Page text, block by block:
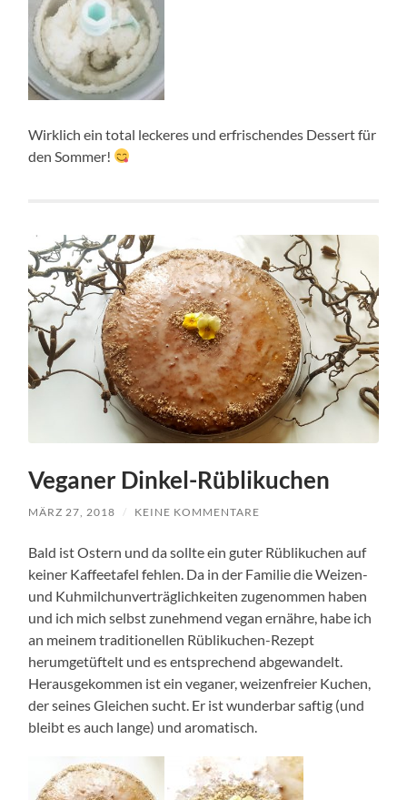
Wirklich ein total leckeres und erfrischendes Dessert für
den Sommer!
Veganer Dinkel-Rüblikuchen
MÄRZ 27, 2018 / KEINE KOMMENTARE
Bald ist Ostern und da sollte ein guter Rüblikuchen auf
keiner Kaffeetafel fehlen. Da in der Familie die Weizen-
und Kuhmilchunverträglichkeiten zugenommen haben
und ich mich selbst zunehmend vegan ernähre, habe ich
an meinem traditionellen Rüblikuchen-Rezept
herumgetüftelt und es entsprechend abgewandelt.
Herausgekommen ist ein veganer, weizenfreier Kuchen,
der seines Gleichen sucht. Er ist wunderbar saftig (und
bleibt es auch lange) und aromatisch.